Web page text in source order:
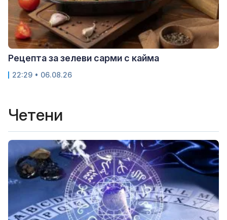
Рецепта за зелеви сарми с кайма
22:29 • 06.08.26
Четени